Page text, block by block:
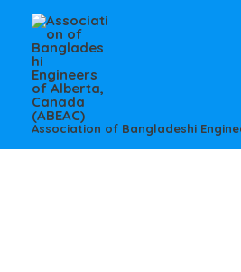
content
Association of Bangladeshi